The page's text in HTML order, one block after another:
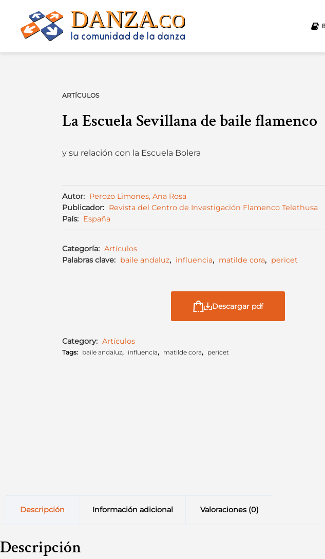
content
ARTÍCULOS
La Escuela Sevillana de baile flamenco
y su relación con la Escuela Bolera
Autor: Perozo Limones, Ana Rosa
Publicador: Revista del Centro de Investigación Flamenco Telethusa
País: España
Categoría: Artículos
Palabras clave: baile andaluz, influencia, matilde cora, pericet
Descargar pdf
Category: Artículos
Tags: baile andaluz, influencia, matilde cora, pericet
Descripción Información adicional Valoraciones (0)
Descripción